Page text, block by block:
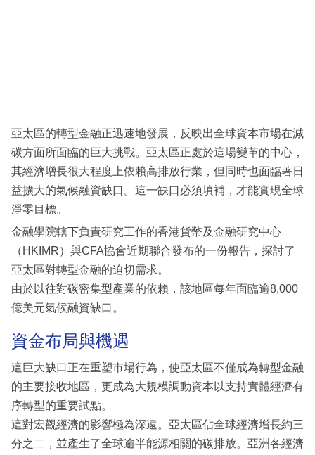
區
亞太區的轉型金融正迅速地發展，反映出全球資本市場在減
碳方面所面臨的巨大挑戰。亞太區正處於這場變革的中心，
其經濟增長很大程度上依賴高排放行業，但同時也面臨著日
益擴大的氣候融資缺口。這一缺口必須填補，才能實現全球
淨零目標。
金融學院轄下負責研究工作的香港貨幣及金融研究中心
（HKIMR）與CFA協會近期聯合發布的一份報告，探討了
亞太區對轉型金融的迫切需求。
由於以往對碳密集型產業的依賴，該地區每年面臨逾8,000
億美元氣候融資缺口。
資金布局與機遇
這巨大缺口正在重塑市場行為，使亞太區不僅成為轉型金融
的主要接收地區，更成為大規模調動資本以支持實體經濟有
序轉型的重要試點。
這對宏觀經濟的影響極為深遠。亞太區佔全球經濟增長約三
分之二，並產生了全球逾半能源相關的碳排放。亞洲各經濟